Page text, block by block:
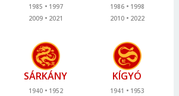
1985
1997
2009
2021
1986
1998
2010
2022
SÁRKÁNY
1940
1952
KÍGYÓ
1941
1953